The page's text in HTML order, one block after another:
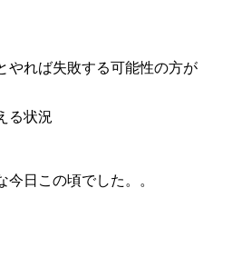
やれば失敗する可能性の方が
る状況
日この頃でした。。